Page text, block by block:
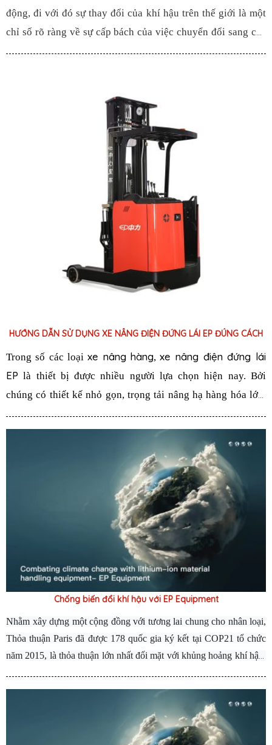
động, đi với đó sự thay đổi của khí hậu trên thế giới là một
chỉ số rõ ràng về sự cấp bách của việc chuyển đổi sang các
nguồn năng lượng sạch hơn ở mọi cấp độ. Là tương lai của
cách chúng ta lưu trữ và tiêu thụ năng lượng.
HƯỚNG DẪN SỬ DỤNG XE NÂNG ĐIỆN ĐỨNG LÁI EP ĐÚNG CÁCH
Trong số các loại xe nâng hàng, xe nâng điện đứng lái
EP là thiết bị được nhiều người lựa chọn hiện nay. Bởi
chúng có thiết kế nhỏ gọn, trọng tải nâng hạ hàng hóa lớn,
giá thành phải chăng và có độ bền cao. Tuy nhiên, không
phải ai cũng biết cách sử dụng xe nâng điện đứng lái EP.
Hãy đọc bài viết dưới đây của Công ty Thiết bị Trường Phát,
để biết được cách sử dụng thiết bị nâng hạ này chuẩn nhất
Chống biến đổi khí hậu với EP Equipment
Nhằm xây dựng một cộng đồng với tương lai chung cho nhân loại,
Thỏa thuận Paris đã được 178 quốc gia ký kết tại COP21 tổ chức
năm 2015, là thỏa thuận lớn nhất đối mặt với khủng hoảng khí hậu.
các quy tắc thực hiện của Thỏa thuận Paris, và hơn 70 quốc gia đã
thực hiện cam kết của mình trong lĩnh vực giảm phát thải carbon